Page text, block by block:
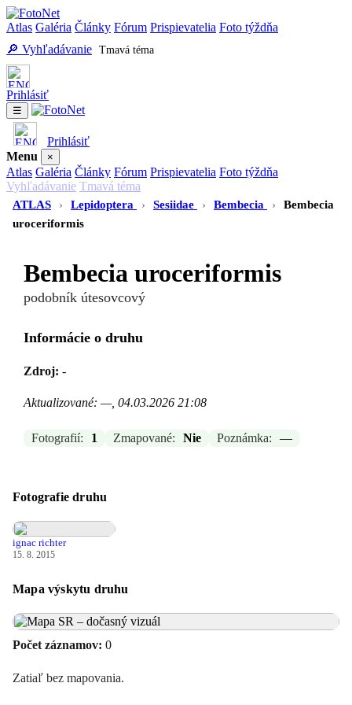
Atlas Galéria Články Fórum Prispievatelia Foto týždňa
🔎 Vyhľadávanie Tmavá téma
Prihlásiť
☰
Prihlásiť
Menu
×
Atlas Galéria Články Fórum Prispievatelia Foto týždňa
Vyhľadávanie Tmavá téma
ATLAS
› Lepidoptera › Sesiidae › Bembecia ›
Bembecia
uroceriformis
Bembecia uroceriformis
podobník útesovcový
Informácie o druhu
Zdroj: -
Aktualizované: —, 04.03.2026 21:08
Fotografií: 1 Zmapované: Nie Poznámka: —
Fotografie druhu
ignac richter
15. 8. 2015
Mapa výskytu druhu
Počet záznamov: 0
Zatiaľ bez mapovania.